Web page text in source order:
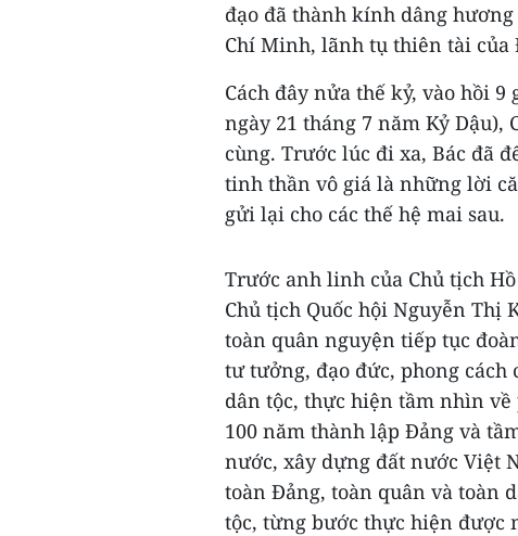
đạo đã thành kính dâng
Chí Minh, lãnh tụ thiên tài của
Cách đây nửa thế kỷ, vào hồi
ngày 21 tháng 7 năm Kỷ
cùng. Trước lúc đi xa, Bác đã
tinh thần vô giá là những lời
gửi lại cho các thế hệ mai sau.
Trước anh linh của Chủ tịch
Chủ tịch Quốc hội Nguyễn Thị
toàn quân nguyện tiếp tục
tư tưởng, đạo đức, phong
dân tộc, thực hiện tầm nhìn
100 năm thành lập Đảng và
nước, xây dựng đất nước Việt
toàn Đảng, toàn quân và toàn
tộc, từng bước thực hiện được